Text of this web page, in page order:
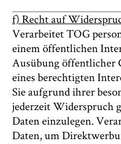
f) Recht auf
Verarbeitet TOG
einem öffentlichen
Ausübung öffentlicher
eines berechtigten
Sie aufgrund ihrer
jederzeit Widerspruch
Daten einzulegen.
Daten, um